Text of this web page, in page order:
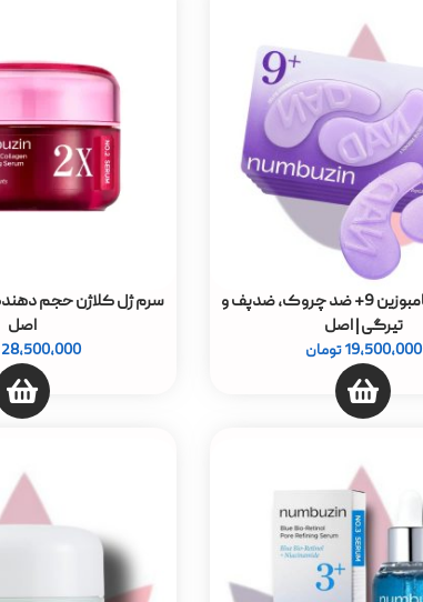
پچ زیر چشم نامبوزین 9+ ضد چروک، ضدپف و
تیرگی | اصل
19,500,000تومان
اصل
28,500,000